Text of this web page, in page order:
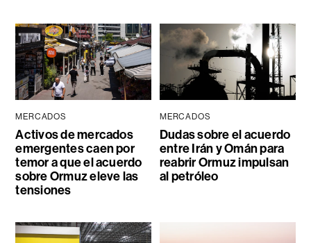
MERCADOS
Activos de mercados
emergentes caen por
temor a que el acuerdo
sobre Ormuz eleve las
tensiones
MERCADOS
Dudas sobre el acuerdo
entre Irán y Omán para
reabrir Ormuz impulsan
al petróleo